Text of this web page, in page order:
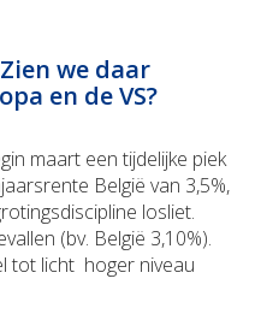
we daar
en de VS?
maart een tijdelijke piek
België van 3,5%,
losliet.
(bv. België 3,10%).
tot licht hoger niveau